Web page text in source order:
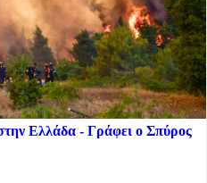
Ελλάδα - Γράφει ο Σπύρος